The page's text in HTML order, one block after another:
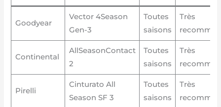
Goodyear
Vector 4Season
Gen-3
Toutes
saisons
Très
Continental
AllSeasonContact
2
Toutes
saisons
Très
Pirelli
Cinturato All
Season SF 3
Toutes
saisons
Très